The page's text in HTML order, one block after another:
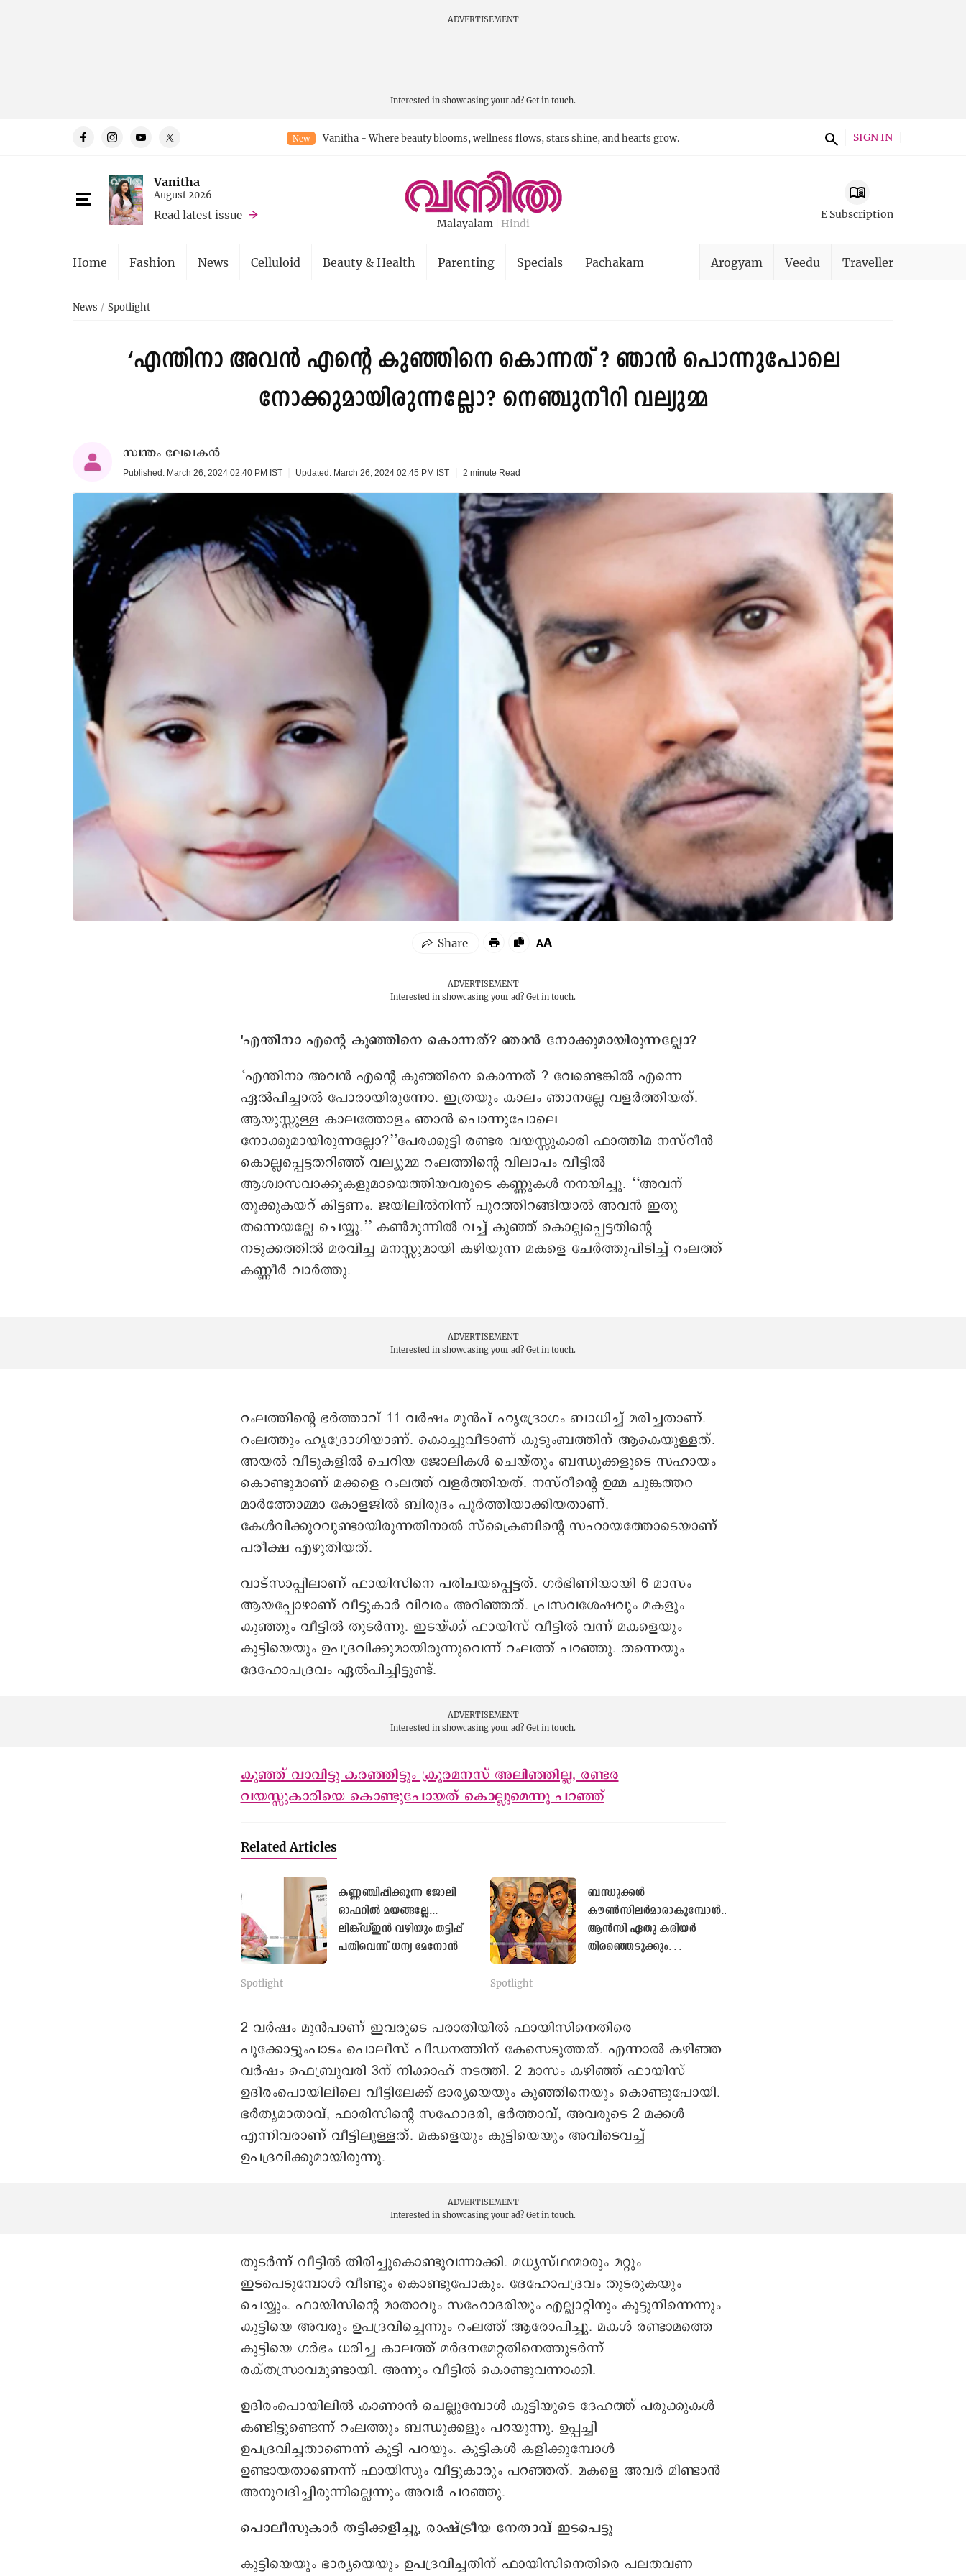
ADVERTISEMENT
Interested in showcasing your ad? Get in touch.
New Vanitha - Where beauty blooms, wellness flows, stars shine, and hearts grow. SIGN IN
Vanitha
August 2026
Read latest issue
Malayalam Hindi
E Subscription
Home Fashion News Celluloid Beauty & Health Parenting Specials Pachakam Arogyam Veedu Traveller
News Spotlight
‘എന്തിനാ അവൻ എന്റെ കുഞ്ഞിനെ കൊന്നത് ? ഞാൻ പൊന്നുപോലെ
നോക്കുമായിരുന്നല്ലോ? നെഞ്ചുനീറി വല്യുമ്മ
സ്വന്തം ലേഖകൻ
Published: March 26, 2024 02:40 PM IST Updated: March 26, 2024 02:45 PM IST 2 minute Read
ADVERTISEMENT
Interested in showcasing your ad? Get in touch.
'എന്തിനാ എന്റെ കുഞ്ഞിനെ കൊന്നത്? ഞാൻ നോക്കുമായിരുന്നല്ലോ?
‘എന്തിനാ അവൻ എന്റെ കുഞ്ഞിനെ കൊന്നത് ? വേണ്ടെങ്കിൽ എന്നെ
ഏൽപിച്ചാൽ പോരായിരുന്നോ. ഇത്രയും കാലം ഞാനല്ലേ വളർത്തിയത്.
ആയുസ്സുള്ള കാലത്തോളം ഞാൻ പൊന്നുപോലെ
നോക്കുമായിരുന്നല്ലോ?’’പേരക്കുട്ടി രണ്ടര വയസ്സുകാരി ഫാത്തിമ നസ്റീൻ
കൊല്ലപ്പെട്ടതറിഞ്ഞ് വല്യുമ്മ റംലത്തിന്റെ വിലാപം വീട്ടിൽ
ആശ്വാസവാക്കുകളുമായെത്തിയവരുടെ കണ്ണുകൾ നനയിച്ചു. ‘‘അവന്
തൂക്കുകയറ് കിട്ടണം. ജയിലിൽനിന്ന് പുറത്തിറങ്ങിയാൽ അവൻ ഇതു
തന്നെയല്ലേ ചെയ്യൂ.’’ കൺമുന്നിൽ വച്ച് കുഞ്ഞ് കൊല്ലപ്പെട്ടതിന്റെ
നടുക്കത്തിൽ മരവിച്ച മനസ്സുമായി കഴിയുന്ന മകളെ ചേർത്തുപിടിച്ച് റംലത്ത്
കണ്ണീർ വാർത്തു.
ADVERTISEMENT
Interested in showcasing your ad? Get in touch.
റംലത്തിന്റെ ഭർത്താവ് 11 വർഷം മുൻപ് ഹൃദ്രോഗം ബാധിച്ച് മരിച്ചതാണ്.
റംലത്തും ഹൃദ്രോഗിയാണ്. കൊച്ചുവീടാണ് കുടുംബത്തിന് ആകെയുള്ളത്.
അയൽ വീടുകളിൽ ചെറിയ ജോലികൾ ചെയ്തും ബന്ധുക്കളുടെ സഹായം
കൊണ്ടുമാണ് മക്കളെ റംലത്ത് വളർത്തിയത്. നസ്റീന്റെ ഉമ്മ ചുങ്കത്തറ
മാർത്തോമ്മാ കോളജിൽ ബിരുദം പൂർത്തിയാക്കിയതാണ്.
കേൾവിക്കുറവുണ്ടായിരുന്നതിനാൽ സ്ക്രൈബിന്റെ സഹായത്തോടെയാണ്
പരീക്ഷ എഴുതിയത്.
വാട്സാപ്പിലാണ് ഫായിസിനെ പരിചയപ്പെട്ടത്. ഗർഭിണിയായി 6 മാസം
ആയപ്പോഴാണ് വീട്ടുകാർ വിവരം അറിഞ്ഞത്. പ്രസവശേഷവും മകളും
കുഞ്ഞും വീട്ടിൽ തുടർന്നു. ഇടയ്ക്ക് ഫായിസ് വീട്ടിൽ വന്ന് മകളെയും
കുട്ടിയെയും ഉപദ്രവിക്കുമായിരുന്നുവെന്ന് റംലത്ത് പറഞ്ഞു. തന്നെയും
ദേഹോപദ്രവം ഏൽപിച്ചിട്ടുണ്ട്.
ADVERTISEMENT
Interested in showcasing your ad? Get in touch.
കുഞ്ഞ് വാവിട്ടു കരഞ്ഞിട്ടും ക്രൂരമനസ് അലിഞ്ഞില്ല, രണ്ടര
വയസ്സുകാരിയെ കൊണ്ടുപോയത് കൊല്ലുമെന്നു പറഞ്ഞ്
Related Articles
കണ്ണഞ്ചിപ്പിക്കുന്ന ജോലി
ഓഫറിൽ മയങ്ങല്ലേ...
ലിങ്ക്ഡ്ഇൻ വഴിയും തട്ടിപ്പ്
പതിവെന്ന് ധന്യ മേനോൻ
Spotlight
ബന്ധുക്കൾ
കൗൺസിലർമാരാകുമ്പോൾ...
ആൻസി ഏതു കരിയർ
തിരഞ്ഞെടുക്കും
Spotlight
2 വർഷം മുൻപാണ് ഇവരുടെ പരാതിയിൽ ഫായിസിനെതിരെ
പൂക്കോട്ടുംപാടം പൊലീസ് പീഡനത്തിന് കേസെടുത്തത്. എന്നാൽ കഴിഞ്ഞ
വർഷം ഫെബ്രുവരി 3ന് നിക്കാഹ് നടത്തി. 2 മാസം കഴിഞ്ഞ് ഫായിസ്
ഉദിരംപൊയിലിലെ വീട്ടിലേക്ക് ഭാര്യയെയും കുഞ്ഞിനെയും കൊണ്ടുപോയി.
ഭർതൃമാതാവ്, ഫാരിസിന്റെ സഹോദരി, ഭർത്താവ്, അവരുടെ 2 മക്കൾ
എന്നിവരാണ് വീട്ടിലുള്ളത്. മകളെയും കുട്ടിയെയും അവിടെവച്ച്
ഉപദ്രവിക്കുമായിരുന്നു.
ADVERTISEMENT
Interested in showcasing your ad? Get in touch.
തുടർന്ന് വീട്ടിൽ തിരിച്ചുകൊണ്ടുവന്നാക്കി. മധ്യസ്ഥന്മാരും മറ്റും
ഇടപെടുമ്പോൾ വീണ്ടും കൊണ്ടുപോകും. ദേഹോപദ്രവം തുടരുകയും
ചെയ്യും. ഫായിസിന്റെ മാതാവും സഹോദരിയും എല്ലാറ്റിനും കൂട്ടുനിന്നെന്നും
കുട്ടിയെ അവരും ഉപദ്രവിച്ചെന്നും റംലത്ത് ആരോപിച്ചു. മകൾ രണ്ടാമത്തെ
കുട്ടിയെ ഗർഭം ധരിച്ച കാലത്ത് മർദനമേറ്റതിനെത്തുടർന്ന്
രക്തസ്രാവമുണ്ടായി. അന്നും വീട്ടിൽ കൊണ്ടുവന്നാക്കി.
ഉദിരംപൊയിലിൽ കാണാൻ ചെല്ലുമ്പോൾ കുട്ടിയുടെ ദേഹത്ത് പരുക്കുകൾ
കണ്ടിട്ടുണ്ടെന്ന് റംലത്തും ബന്ധുക്കളും പറയുന്നു. ഉപ്പച്ചി
ഉപദ്രവിച്ചതാണെന്ന് കുട്ടി പറയും. കുട്ടികൾ കളിക്കുമ്പോൾ
ഉണ്ടായതാണെന്ന് ഫായിസും വീട്ടുകാരും പറഞ്ഞത്. മകളെ അവർ മിണ്ടാൻ
അനുവദിച്ചിരുന്നില്ലെന്നും അവർ പറഞ്ഞു.
പൊലീസുകാർ തട്ടിക്കളിച്ചു, രാഷ്ട്രീയ നേതാവ് ഇടപെട്ടു
കുട്ടിയെയും ഭാര്യയെയും ഉപദ്രവിച്ചതിന് ഫായിസിനെതിരെ പലതവണ